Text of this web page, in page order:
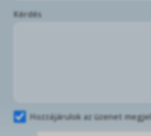
Kérdés
Hozzájárulok az üzenet